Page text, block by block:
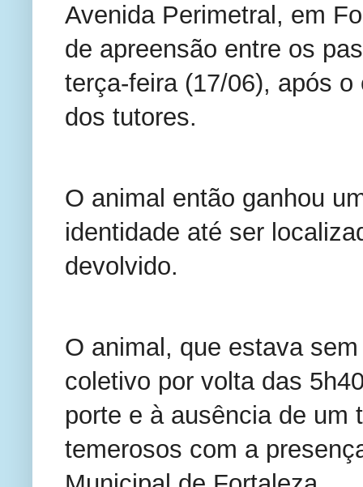
Avenida Perimetral, em
de apreensão entre os
terça-feira (17/06), após
dos tutores.
O animal então ganhou
identidade até ser
devolvido.
O animal, que estava
coletivo por volta das
porte e à ausência de um
temerosos com a